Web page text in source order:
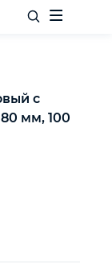
с
мм, 100